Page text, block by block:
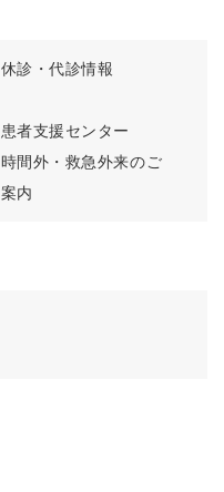
休診・代診情報
患者支援センター
時間外・救急外来のご
案内